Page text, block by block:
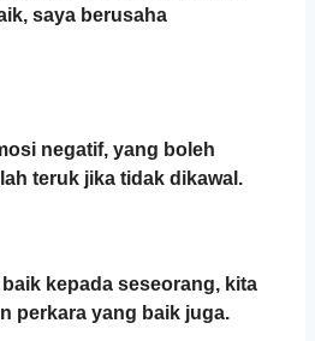
saya berusaha
negatif, yang boleh
teruk jika tidak dikawal.
kepada seseorang, kita
perkara yang baik juga.